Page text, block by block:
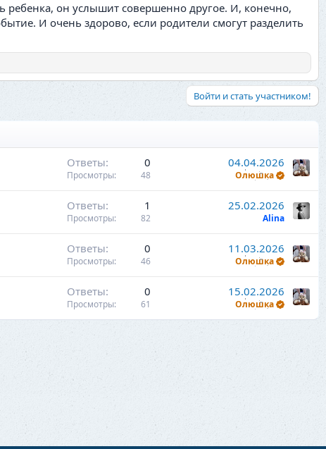
ребенка, он услышит совершенно другое. И, конечно,
И очень здорово, если родители смогут разделить
Войти и стать участником!
Ответы 0
Просмотры 48
04.04.2026
Олюшка
Ответы 1
Просмотры 82
25.02.2026
Alina
Ответы 0
Просмотры 46
11.03.2026
Олюшка
Ответы 0
Просмотры 61
15.02.2026
Олюшка